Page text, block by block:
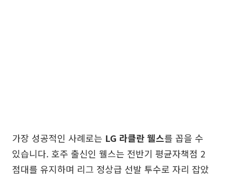
가장 성공적인 사례로는 LG 라클란 웰스를 꼽을 수
있습니다. 호주 출신인 웰스는 전반기 평균자책점 2
점대를 유지하며 리그 정상급 선발 투수로 자리 잡았